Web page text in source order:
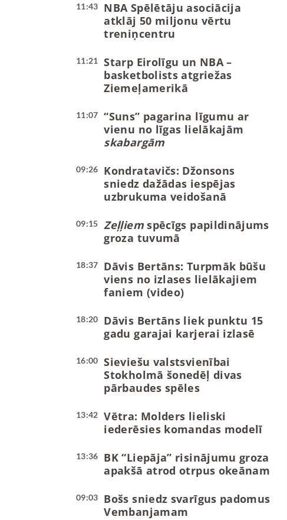
11:43
NBA Spēlētāju asociācija
atklāj 50 miljonu vērtu
treniņcentru
11:21
Starp Eirolīgu un NBA –
basketbolists atgriežas
Ziemeļamerikā
11:07
“Suns” pagarina līgumu ar
vienu no līgas lielākajām
skabargām
09:26
Kondratavičs: Džonsons
sniedz dažādas iespējas
uzbrukuma veidošanā
09:15 Zeļļiemspēcīgs papildinājums
groza tuvumā
18:37
Dāvis Bertāns: Turpmāk būšu
viens no izlases lielākajiem
faniem (video)
18:20
Dāvis Bertāns liek punktu 15
gadu garajai karjerai izlasē
16:00
Sieviešu valstsvienībai
Stokholmā šonedēļ divas
pārbaudes spēles
13:42
Vētra: Molders lieliski
iederēsies komandas modelī
13:36
BK “Liepāja” risinājumu groza
apakšā atrod otrpus okeānam
09:03
Bošs sniedz svarīgus padomus
Vembanjamam